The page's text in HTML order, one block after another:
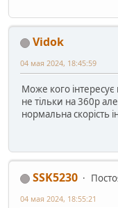
Vidok
04 мая 2024, 18:45:59
Може кого
не тільки на 360р
нормальна скорість
SSK5230
04 мая 2024, 18:55:21